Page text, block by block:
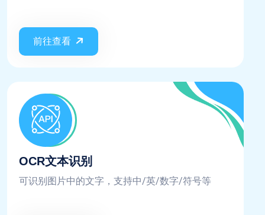
前往查看
OCR文本识别
可识别图片中的文字，支持中/英/数字/符号等